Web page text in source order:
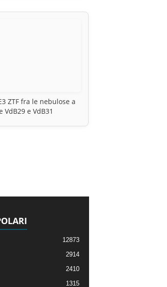
ZTF fra le nebulose a
VdB29 e VdB31
12873
2914
2410
1315